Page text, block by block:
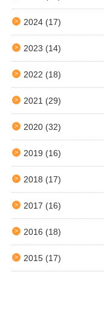
2024 (17)
2023 (14)
2022 (18)
2021 (29)
2020 (32)
2019 (16)
2018 (17)
2017 (16)
2016 (18)
2015 (17)